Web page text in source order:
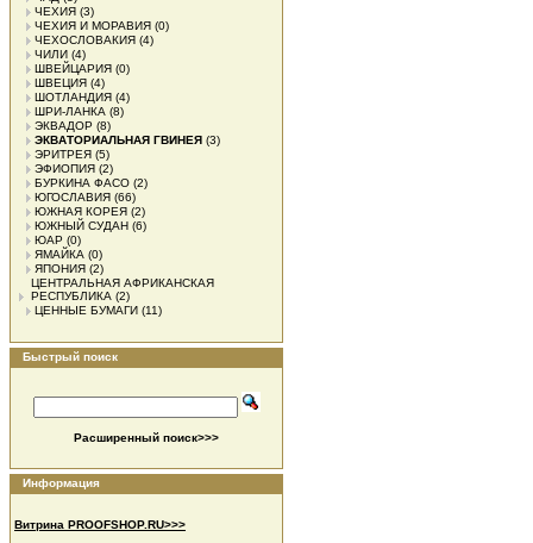
ЧЕХИЯ (3)
ЧЕХИЯ И МОРАВИЯ (0)
ЧЕХОСЛОВАКИЯ (4)
ЧИЛИ (4)
ШВЕЙЦАРИЯ (0)
ШВЕЦИЯ (4)
ШОТЛАНДИЯ (4)
ШРИ-ЛАНКА (8)
ЭКВАДОР (8)
ЭКВАТОРИАЛЬНАЯ ГВИНЕЯ (3)
ЭРИТРЕЯ (5)
ЭФИОПИЯ (2)
БУРКИНА ФАСО (2)
ЮГОСЛАВИЯ (66)
ЮЖНАЯ КОРЕЯ (2)
ЮЖНЫЙ СУДАН (6)
ЮАР (0)
ЯМАЙКА (0)
ЯПОНИЯ (2)
ЦЕНТРАЛЬНАЯ АФРИКАНСКАЯ
РЕСПУБЛИКА (2)
ЦЕННЫЕ БУМАГИ (11)
Быстрый поиск
Расширенный поиск>>>
Информация
Витрина PROOFSHOP.RU>>>